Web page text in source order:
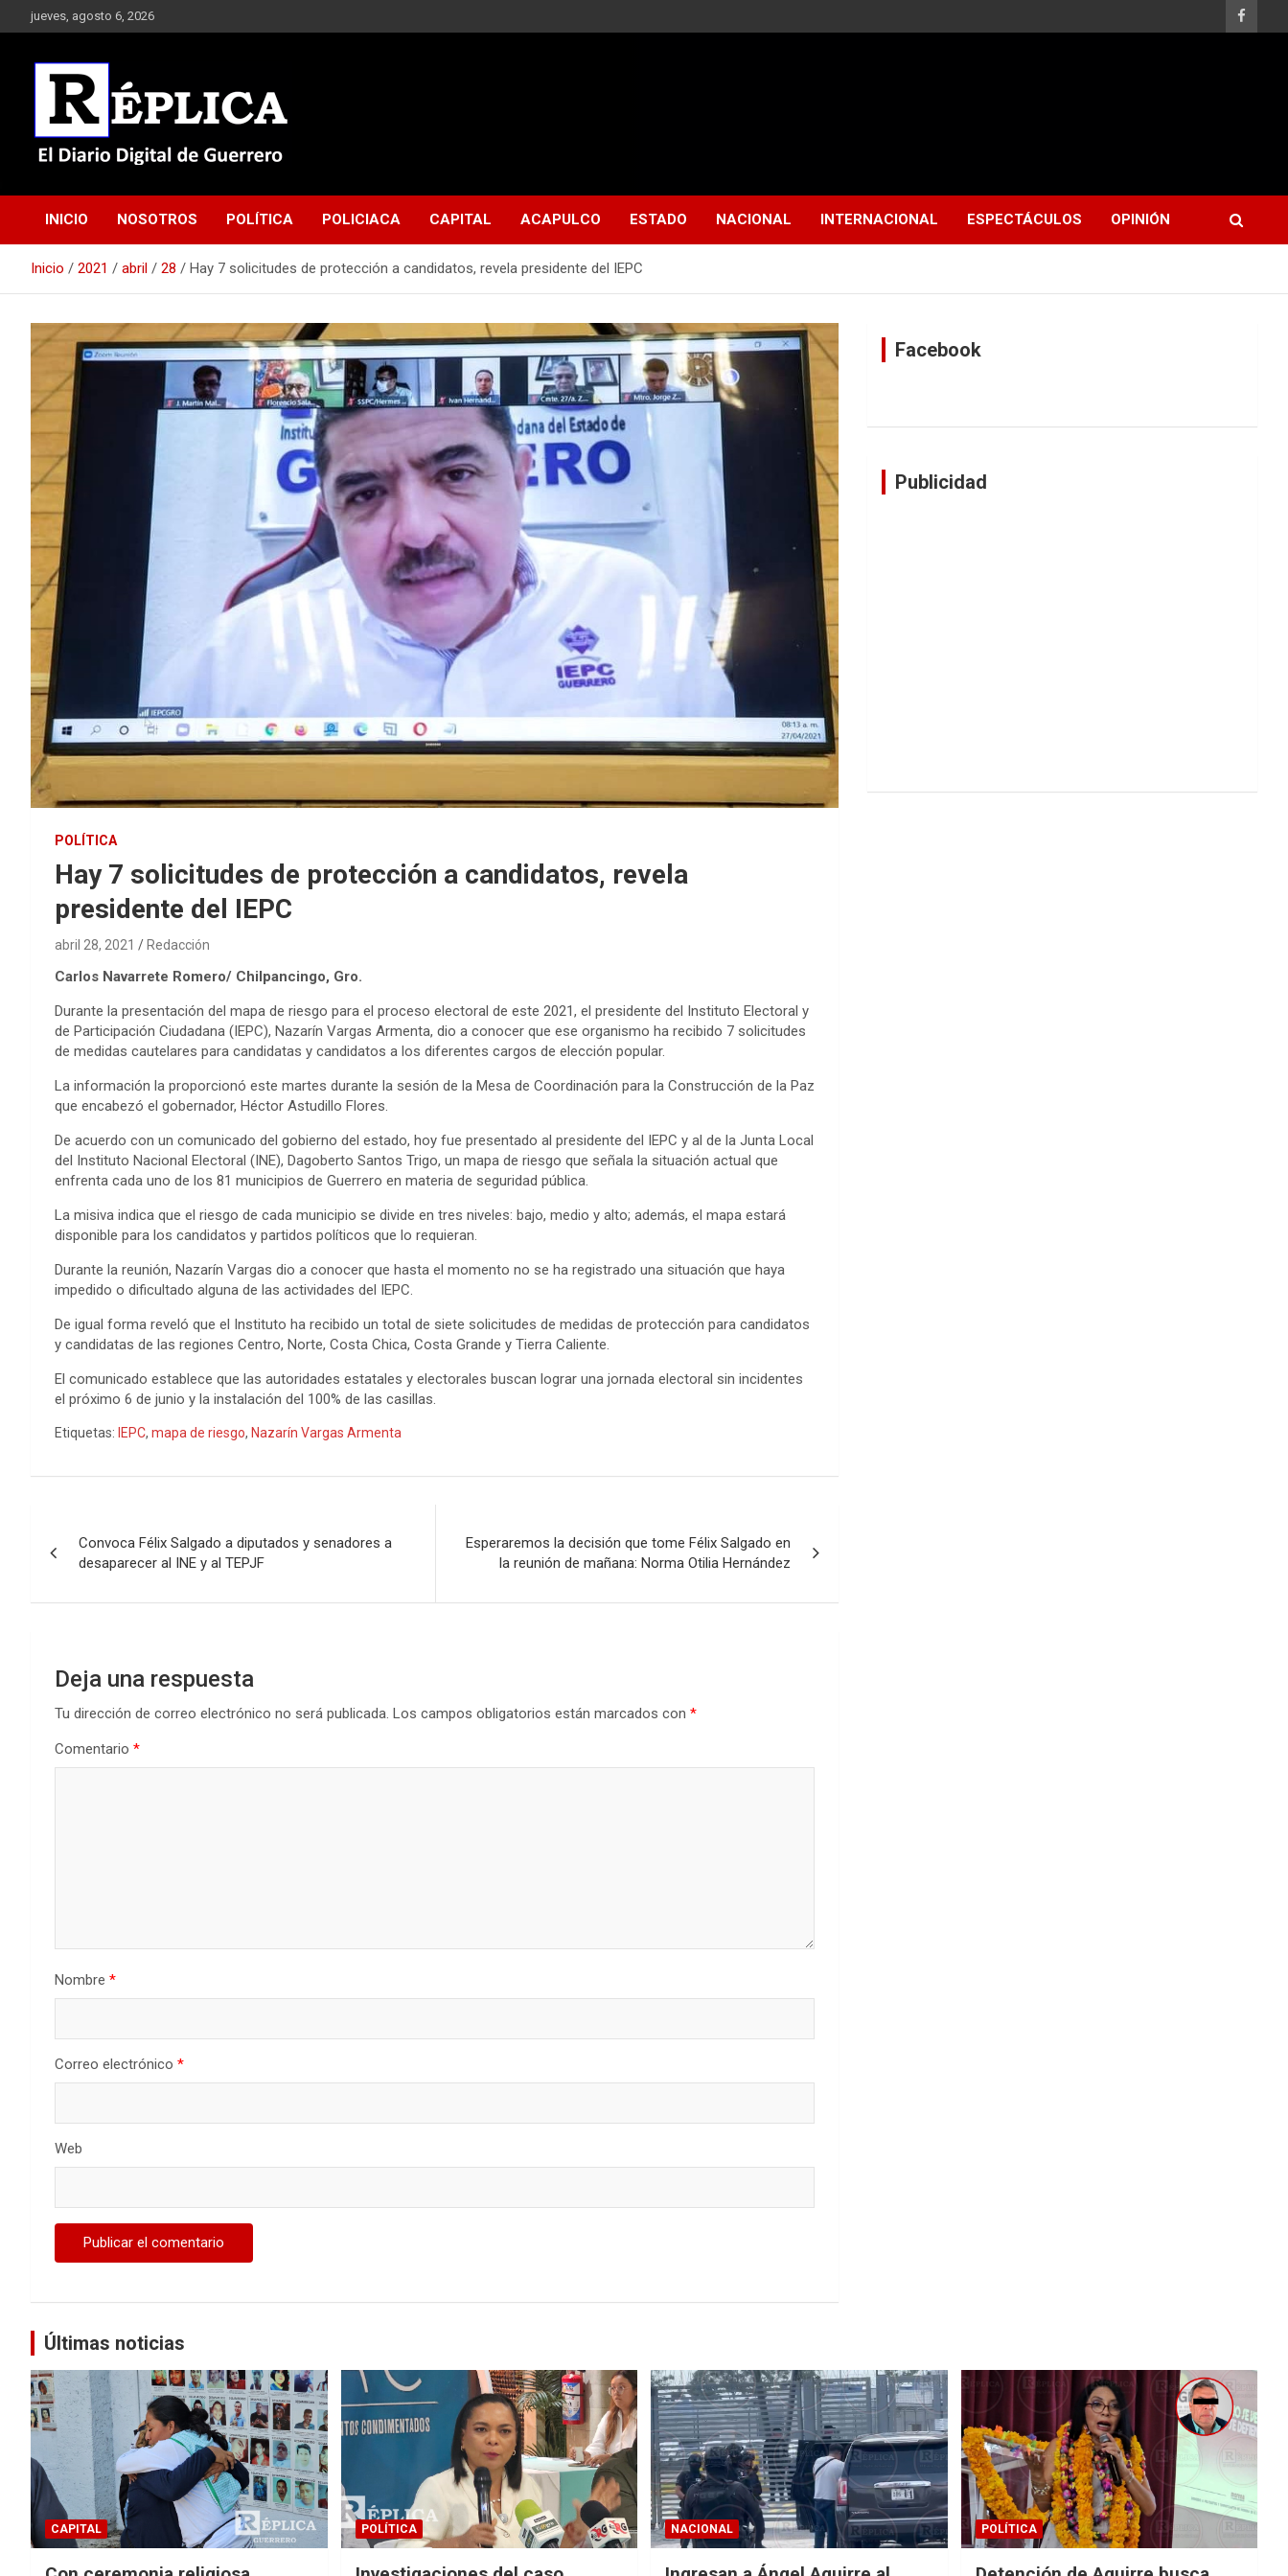
Saltar
al
jueves, agosto 6, 2026
Réplica
INICIO NOSOTROS POLÍTICA POLICIACA CAPITAL ACAPULCO ESTADO NACIONAL INTERNACIONAL ESPECTÁCULOS OPINIÓN
Inicio 2021 abril 28 Hay 7 solicitudes de protección a candidatos, revela presidente del IEPC
POLÍTICA
Hay 7 solicitudes de protección a candidatos, revela
presidente del IEPC
abril 28, 2021 Redacción
Carlos Navarrete Romero/ Chilpancingo, Gro.
Durante la presentación del mapa de riesgo para el proceso electoral de este 2021, el presidente del Instituto Electoral y
de Participación Ciudadana (IEPC), Nazarín Vargas Armenta, dio a conocer que ese organismo ha recibido 7 solicitudes
de medidas cautelares para candidatas y candidatos a los diferentes cargos de elección popular.
La información la proporcionó este martes durante la sesión de la Mesa de Coordinación para la Construcción de la Paz
que encabezó el gobernador, Héctor Astudillo Flores.
De acuerdo con un comunicado del gobierno del estado, hoy fue presentado al presidente del IEPC y al de la Junta Local
del Instituto Nacional Electoral (INE), Dagoberto Santos Trigo, un mapa de riesgo que señala la situación actual que
enfrenta cada uno de los 81 municipios de Guerrero en materia de seguridad pública.
La misiva indica que el riesgo de cada municipio se divide en tres niveles: bajo, medio y alto; además, el mapa estará
disponible para los candidatos y partidos políticos que lo requieran.
Durante la reunión, Nazarín Vargas dio a conocer que hasta el momento no se ha registrado una situación que haya
impedido o dificultado alguna de las actividades del IEPC.
De igual forma reveló que el Instituto ha recibido un total de siete solicitudes de medidas de protección para candidatos
y candidatas de las regiones Centro, Norte, Costa Chica, Costa Grande y Tierra Caliente.
El comunicado establece que las autoridades estatales y electorales buscan lograr una jornada electoral sin incidentes
el próximo 6 de junio y la instalación del 100% de las casillas.
Etiquetas: IEPC, mapa de riesgo, Nazarín Vargas Armenta
de
entradas
Convoca Félix Salgado a diputados y senadores a
desaparecer al INE y al TEPJF
Esperaremos la decisión que tome Félix Salgado en
la reunión de mañana: Norma Otilia Hernández
Deja una respuesta
Tu dirección de correo electrónico no será publicada. Los campos obligatorios están marcados con *
Comentario *
Nombre *
Correo electrónico *
Web
Facebook
Publicidad
Últimas noticias
CAPITAL POLÍTICA NACIONAL POLÍTICA